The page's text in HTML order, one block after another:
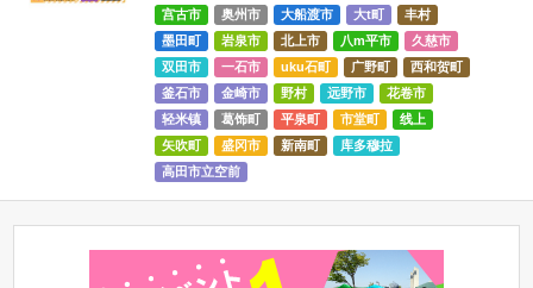
宫古市
奥州市 大船渡市 大t町
丰村
墨田町
岩泉市 北上市 八m平市
久慈市
双田市
一石市 uku石町 广野町
西和贺町
釜石市
金崎市 野村 远野市
花卷市
轻米镇
葛饰町 平泉町 市堂町
线上
矢吹町
盛冈市 新南町
库多穆拉
高田市立空前